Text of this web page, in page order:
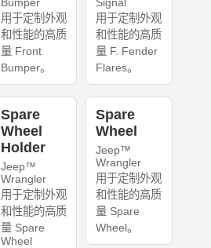
Bumper
用于定制外观
和性能的高质
量 Front
Bumper。
Signal
用于定制外观
和性能的高质
量 F. Fender
Flares。
Spare
Wheel
Holder
Jeep™
Wrangler
用于定制外观
和性能的高质
量 Spare
Wheel
Spare
Wheel
Jeep™
Wrangler
用于定制外观
和性能的高质
量 Spare
Wheel。